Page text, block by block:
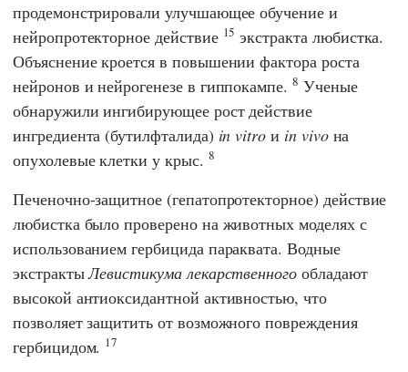
продемонстрировали улучшающее обучение и
нейропротекторное действие 15 экстракта любистка.
Объяснение кроется в повышении фактора роста
нейронов и нейрогенезе в гиппокампе.8 Ученые
обнаружили ингибирующее рост действие
ингредиента (бутилфталида) in vitro и in vivoна
опухолевые клетки у крыс. 8
Печеночно-защитное (гепатопротекторное) действие
любистка было проверено на животных моделях с
использованием гербицида параквата. Водные
экстрактыЛевистикума лекарственного обладают
высокой антиоксидантной активностью, что
позволяет защитить от возможного повреждения
гербицидом. 17